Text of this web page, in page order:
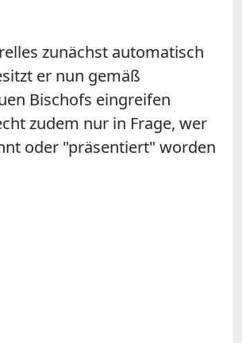
zunächst automatisch
er nun gemäß
Bischofs eingreifen
zudem nur in Frage, wer
oder "präsentiert" worden